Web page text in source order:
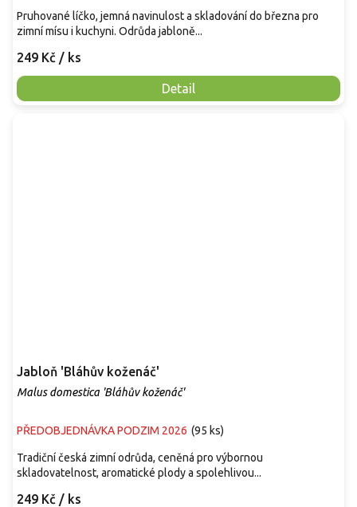
249 Kč / ks
Detail
Pruhované líčko, jemná navinulost a skladování do března pro
zimní mísu i kuchyni. Odrůda jabloně...
Jabloň 'Bláhův koženáč'
Malus domestica 'Bláhův koženáč'
PŘEDOBJEDNÁVKA PODZIM 2026 (95 ks)
249 Kč / ks
Tradiční česká zimní odrůda, ceněná pro výbornou
skladovatelnost, aromatické plody a spolehlivou...